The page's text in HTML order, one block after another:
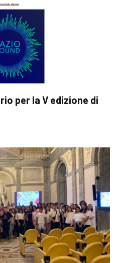
per la V edizione di